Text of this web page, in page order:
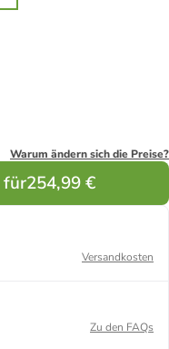
Warum ändern sich die Preise?
für254,99 €
Versandkosten
Zu den FAQs